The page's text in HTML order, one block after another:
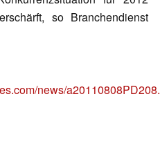
so Branchendienst
news/